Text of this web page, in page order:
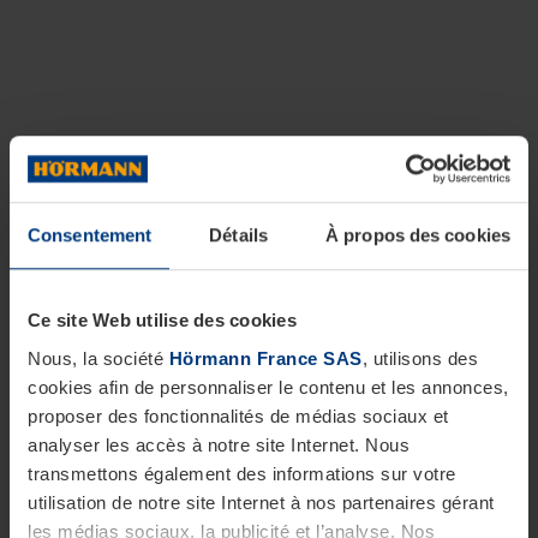
Consentement Détails À propos des cookies
Ce site Web utilise des cookies
Nous, la société Hörmann France SAS, utilisons des
cookies afin de personnaliser le contenu et les annonces,
proposer des fonctionnalités de médias sociaux et
analyser les accès à notre site Internet. Nous
transmettons également des informations sur votre
utilisation de notre site Internet à nos partenaires gérant
les médias sociaux, la publicité et l’analyse. Nos